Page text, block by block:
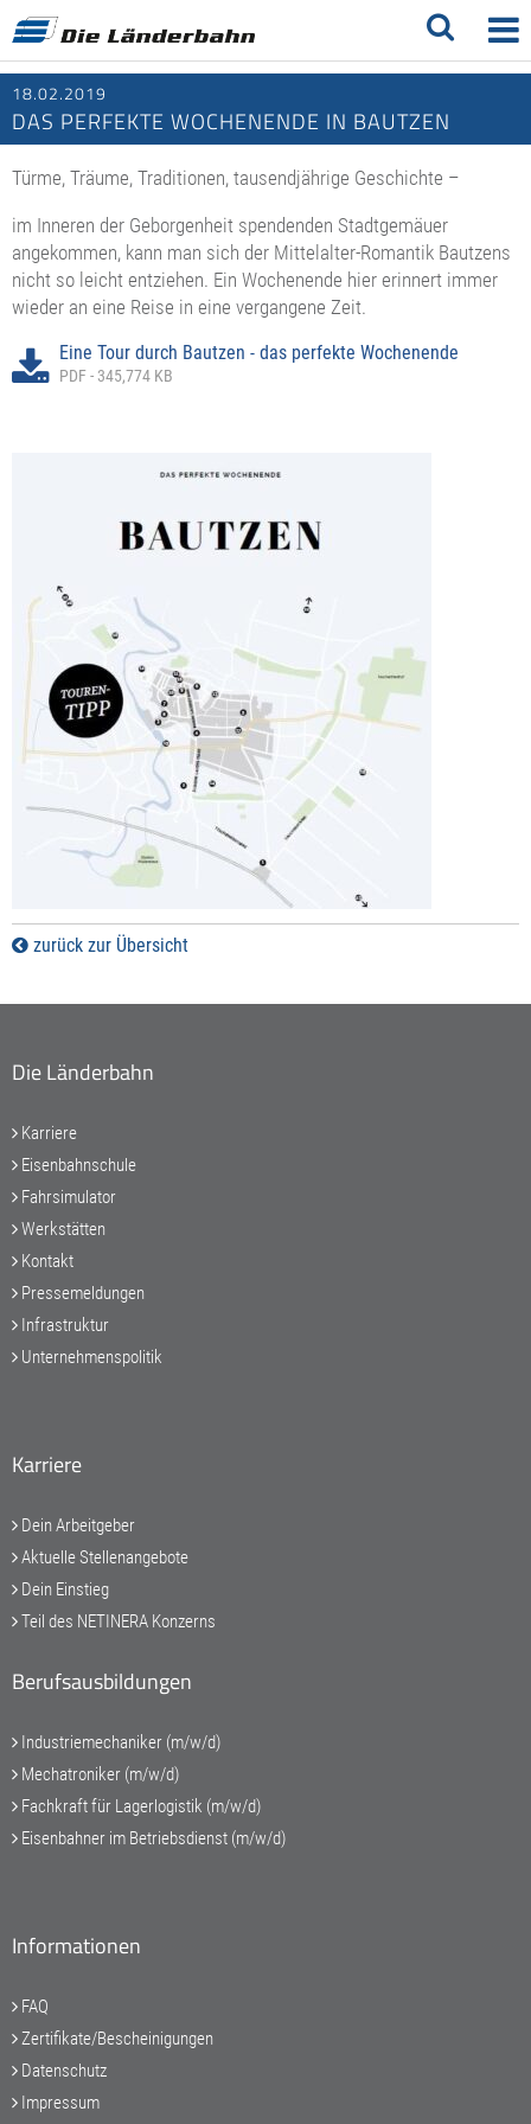
18.02.2019
DAS PERFEKTE WOCHENENDE IN BAUTZEN
Türme, Träume, Traditionen, tausendjährige Geschichte –
im Inneren der Geborgenheit spendenden Stadtgemäuer
angekommen, kann man sich der Mittelalter-Romantik Bautzens
nicht so leicht entziehen. Ein Wochenende hier erinnert immer
wieder an eine Reise in eine vergangene Zeit.
Eine Tour durch Bautzen - das perfekte Wochenende
PDF - 345,774 KB
zurück zur Übersicht
Die Länderbahn
Karriere
Eisenbahnschule
Fahrsimulator
Werkstätten
Kontakt
Pressemeldungen
Infrastruktur
Unternehmenspolitik
Karriere
Dein Arbeitgeber
Aktuelle Stellenangebote
Dein Einstieg
Teil des NETINERA Konzerns
Berufsausbildungen
Industriemechaniker (m/w/d)
Mechatroniker (m/w/d)
Fachkraft für Lagerlogistik (m/w/d)
Eisenbahner im Betriebsdienst (m/w/d)
Informationen
FAQ
Zertifikate/Bescheinigungen
Datenschutz
Impressum